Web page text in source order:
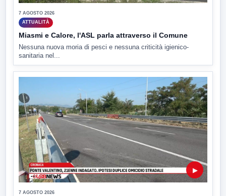
7 AGOSTO 2026
ATTUALITÀ
Miasmi e Calore, l'ASL parla attraverso il Comune
Nessuna nuova moria di pesci e nessuna criticità igienico-
sanitaria nel...
▶
7 AGOSTO 2026